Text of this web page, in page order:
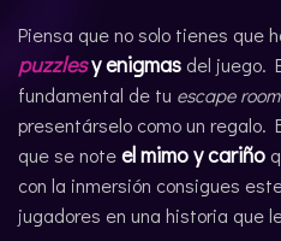
Piensa que no solo tienes que
puzzlesy enigmas del juego.
fundamental de tu escape room
presentárselo como un regalo.
que se noteel mimo y cariño
con la inmersión consigues
jugadores en una historia que